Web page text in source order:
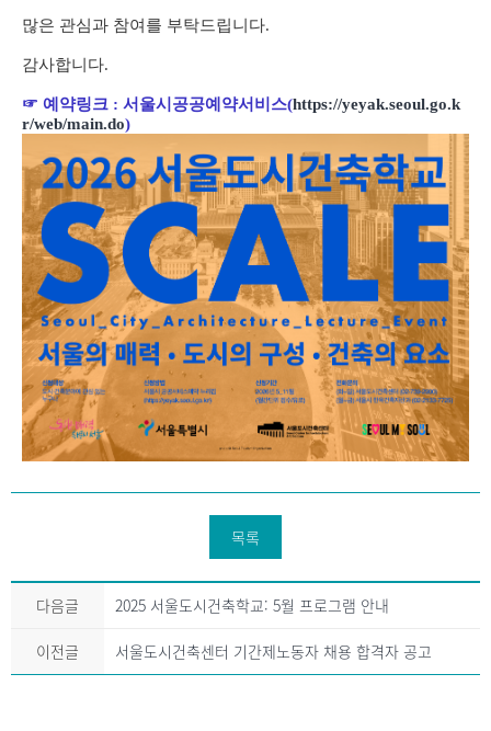
많은 관심과 참여를 부탁드립니다.
감사합니다.
☞ 예약링크 : 서울시공공예약서비스(https://yeyak.seoul.go.k
r/web/main.do)
목록
다음글 2025 서울도시건축학교: 5월 프로그램 안내
이전글 서울도시건축센터 기간제노동자 채용 합격자 공고